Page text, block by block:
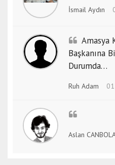
İsmail Aydın
Amasya
Başkanına
Durumda…
Ruh Adam
Aslan